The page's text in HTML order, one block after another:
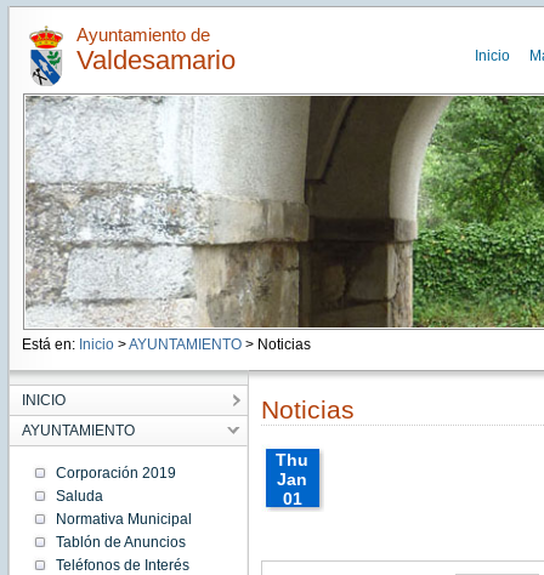
Ayuntamiento de
Valdesamario Inicio
Está en: Inicio >AYUNTAMIENTO> Noticias
INICIO
AYUNTAMIENTO
Corporación 2019
Saluda
Normativa Municipal
Tablón de Anuncios
Teléfonos de Interés
Noticias
Thu
Jan
01
1970